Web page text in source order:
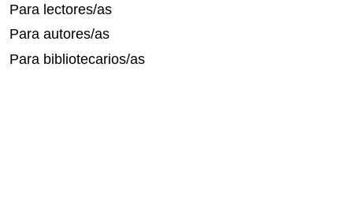
Para lectores/as
Para autores/as
Para bibliotecarios/as